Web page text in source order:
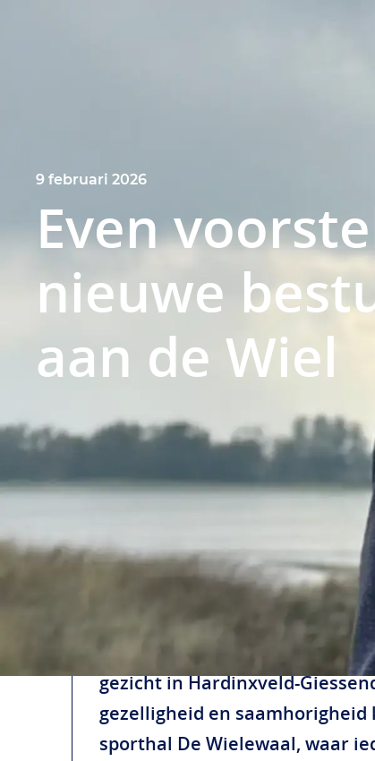
9 februari 2026
Even
nieuwe
aan de Wiel
Nieuws & projecten Even voorstellen aan
Met veel plezier kondigen we
Ondernemersfonds
gezicht in Hardinxveld-
gezelligheid en
sporthal De Wielewaal, waar